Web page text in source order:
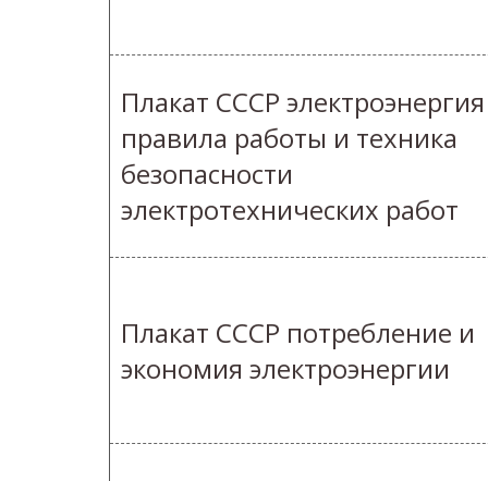
Плакат СССР электроэнергия
правила работы и техника
безопасности
электротехнических работ
Плакат СССР потребление и
экономия электроэнергии